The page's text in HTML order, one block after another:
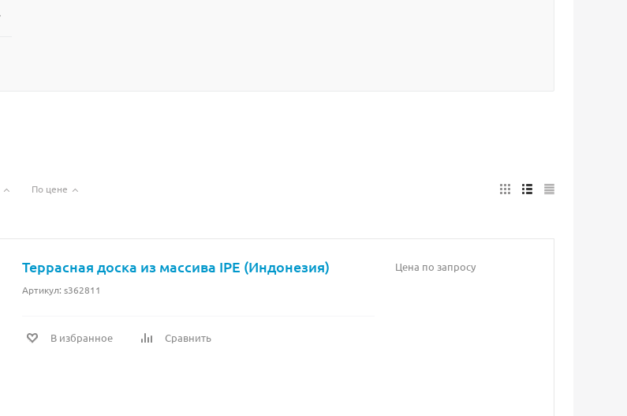
По цене
Террасная доска из массива IPE (Индонезия)
Артикул: s362811
В избранное Сравнить
Цена по запросу